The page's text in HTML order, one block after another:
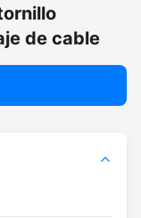
de cable